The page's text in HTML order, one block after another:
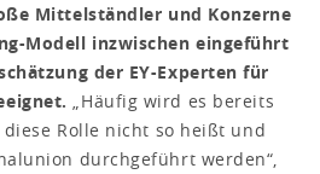
Mittelständler und Konzerne
Modell inzwischen eingeführt
der EY-Experten für
„Häufig wird es bereits
Rolle nicht so heißt und
durchgeführt werden“,